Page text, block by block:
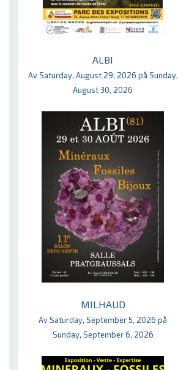
ALBI
Av Saturday, August 29, 2026 på Sunday,
August 30, 2026
MILHAUD
Av Saturday, September 5, 2026 på
Sunday, September 6, 2026